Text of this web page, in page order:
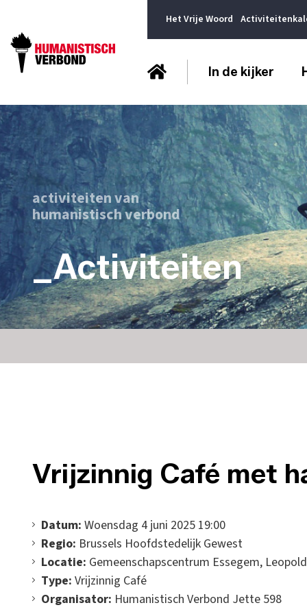
Het Vrije Woord
In de kijker
activiteiten van
humanistisch verbond
_Activiteiten
Vrijzinnig Café met
Datum: Woensdag 4 juni 2025 19:00
Regio: Brussels Hoofdstedelijk Gewest
Locatie: Gemeenschapscentrum Essegem,
Type: Vrijzinnig Café
Organisator: Humanistisch Verbond Jette 598